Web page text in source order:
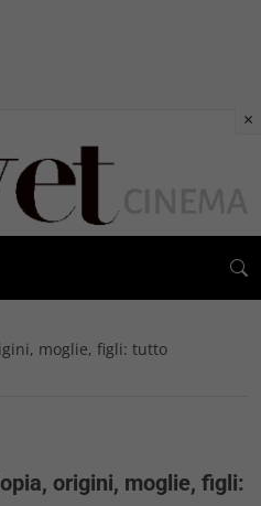
moglie, figli: tutto
origini, moglie, figli:
×